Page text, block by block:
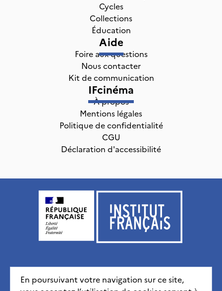
En poursuivant votre navigation sur ce site,
Cycles
Collections
Éducation
Aide
Foire aux questions
Nous contacter
Kit de communication
IFcinéma
À propos
Mentions légales
Politique de confidentialité
CGU
Déclaration d'accessibilité
Institut français, tous droits réservés 2026